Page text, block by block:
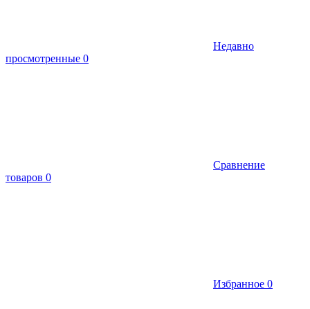
Недавно
просмотренные 0
Сравнение
товаров 0
Избранное 0